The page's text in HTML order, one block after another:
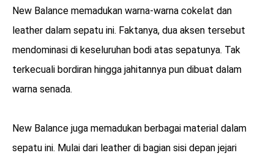
New Balance memadukan warna-warna cokelat dan
leather dalam sepatu ini. Faktanya, dua aksen tersebut
mendominasi di keseluruhan bodi atas sepatunya. Tak
terkecuali bordiran hingga jahitannya pun dibuat dalam
warna senada.
New Balance juga memadukan berbagai material dalam
sepatu ini. Mulai dari leather di bagian sisi depan jejari